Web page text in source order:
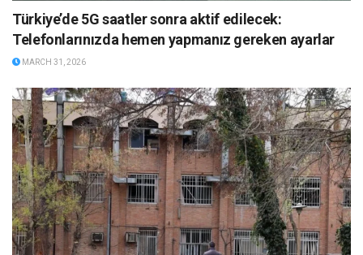
Türkiye’de 5G saatler sonra aktif edilecek:
Telefonlarınızda hemen yapmanız gereken ayarlar
MARCH 31, 2026